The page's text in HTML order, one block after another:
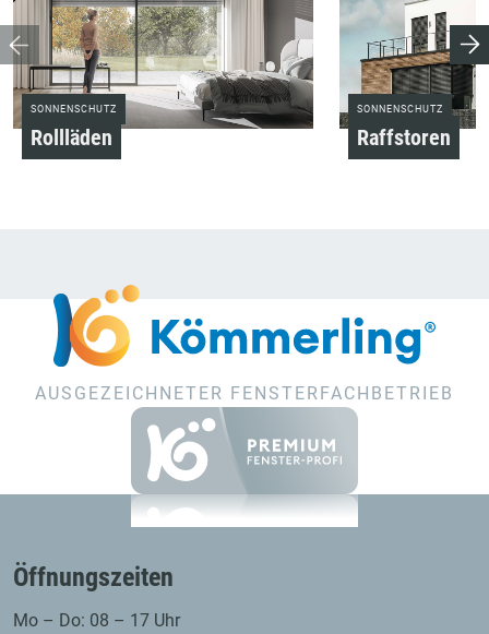
SONNENSCHUTZ
Rollläden
SONNENSCHUTZ
Raffstoren
AUSGEZEICHNETER FENSTERFACHBETRIEB
Öffnungszeiten
Mo – Do: 08 – 17 Uhr